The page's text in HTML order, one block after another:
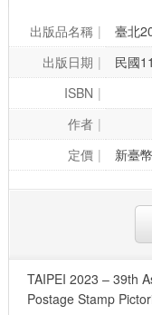
出版品名稱
臺北
出版日期
民國
ISBN
作者
定價
新臺
TAIPEI 2023 – 39th
Postage Stamp